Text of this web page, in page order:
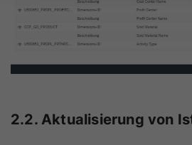
2.2. Aktualisierung von